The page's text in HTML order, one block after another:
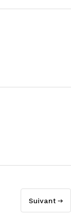
Suivant →